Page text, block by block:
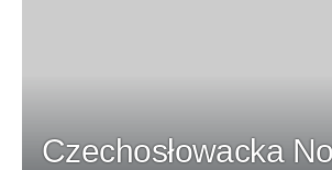
Czechosłowacka